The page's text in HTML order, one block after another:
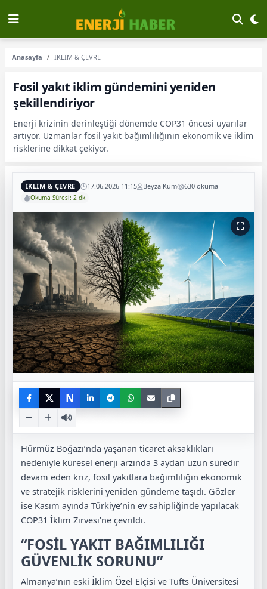
Anasayfa İKLİM & ÇEVRE
Fosil yakıt iklim gündemini yeniden
şekillendiriyor
Enerji krizinin derinleştiği dönemde COP31 öncesi uyarılar
artıyor. Uzmanlar fosil yakıt bağımlılığının ekonomik ve iklim
risklerine dikkat çekiyor.
İKLİM & ÇEVRE 17.06.2026 11:15 Beyza Kum 630 okuma
Okuma Süresi: 2 dk
N
Hürmüz Boğazı’nda yaşanan ticaret aksaklıkları
nedeniyle küresel enerji arzında 3 aydan uzun süredir
devam eden kriz, fosil yakıtlara bağımlılığın ekonomik
ve stratejik risklerini yeniden gündeme taşıdı. Gözler
ise Kasım ayında Türkiye’nin ev sahipliğinde yapılacak
COP31 İklim Zirvesi’ne çevrildi.
“FOSİL YAKIT BAĞIMLILIĞI
GÜVENLİK SORUNU”
Almanya’nın eski İklim Özel Elçisi ve Tufts Üniversitesi